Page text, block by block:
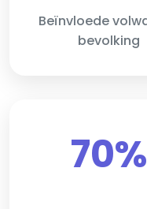
Beïnvloede
bevolking
70%